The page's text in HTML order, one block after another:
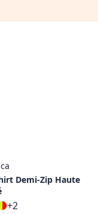
Demi-Zip Haute
+2